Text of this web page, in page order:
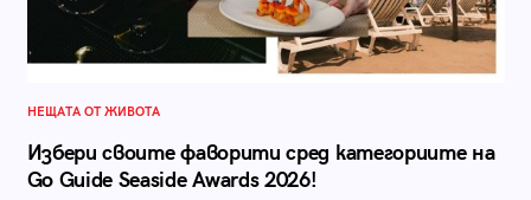
НЕЩАТА ОТ ЖИВОТА
Избери своите фаворити сред категориите на
Go Guide Seaside Awards 2026!